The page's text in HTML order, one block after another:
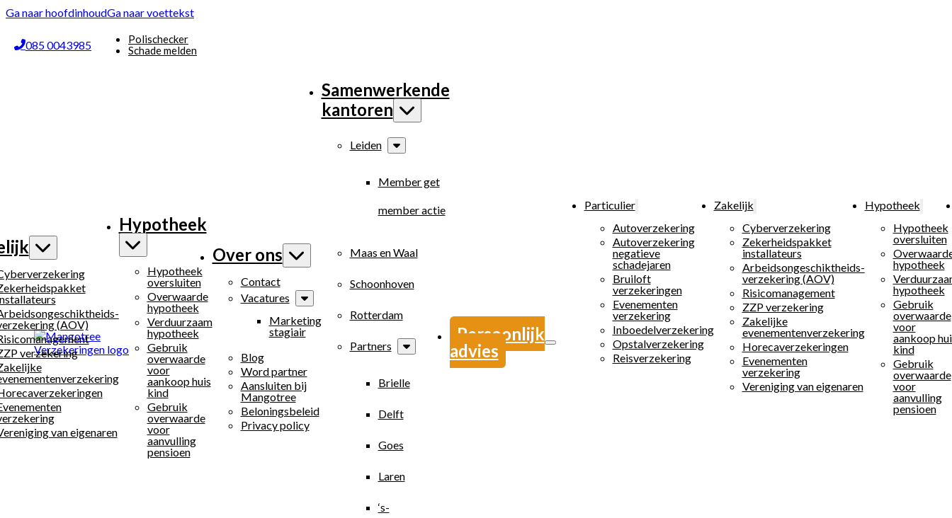
Ga naar hoofdinhoudGa naar voettekst
085 0043985
Polischecker
Schade melden
(AOV)
verzekering
van eigenaren
Hypotheek
Hypotheek
oversluiten
Overwaarde
hypotheek
Verduurzaam
hypotheek
Gebruik
overwaarde
voor
aankoop huis
kind
Gebruik
overwaarde
voor
aanvulling
pensioen
Over ons
Contact
Vacatures
Marketing
stagiair
Blog
Word partner
Aansluiten bij
Mangotree
Beloningsbeleid
Privacy policy
Samenwerkende
kantoren
Leiden
Member get
member actie
Maas en Waal
Schoonhoven
Rotterdam
Partners
Brielle
Delft
Goes
Laren
‘s-
Persoonlijk
advies
Particulier
Autoverzekering
Autoverzekering
negatieve
schadejaren
Bruiloft
verzekeringen
Evenementen
verzekering
Inboedelverzekering
Opstalverzekering
Reisverzekering
Zakelijk
Cyberverzekering
Zekerheidspakket
installateurs
Arbeidsongeschiktheids­
verzekering (AOV)
Risicomanagement
ZZP verzekering
Zakelijke
evenementenverzekering
Horecaverzekeringen
Evenementen
verzekering
Vereniging van eigenaren
Hypotheek
Hypotheek
oversluiten
hypotheek
hypotheek
Gebruik
overwaarde
voor
aankoop
kind
Gebruik
overwaarde
voor
aanvulling
pensioen